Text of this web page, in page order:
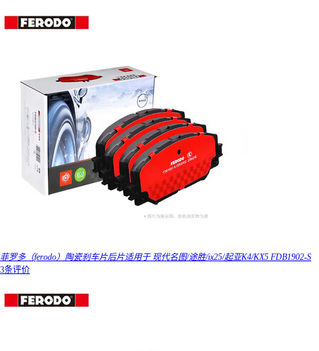
菲罗多（ferodo）陶瓷刹车片后片适用于 现代名图/途胜/ix25/起亚K4/KX5 FDB1902-S
3条评价